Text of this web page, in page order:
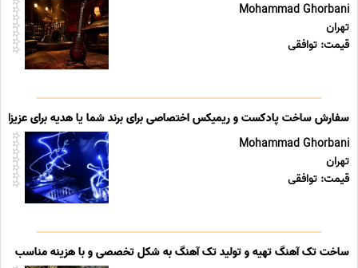
Mohammad Ghorbani
تهران
قیمت: توافقی
سفارش ساخت پادکست و ریمیکس اختصاصی برای برند شما یا هدیه برای
Mohammad Ghorbani
تهران
قیمت: توافقی
ساخت تک آهنگ تهیه و تولید تک آهنگ به شکل تخصصی و با هزینه مناسب